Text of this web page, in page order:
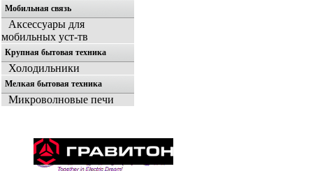
Мобильная связь
Аксессуары для
мобильных уст-тв
Крупная бытовая техника
Холодильники
Мелкая бытовая техника
Микроволновые печи